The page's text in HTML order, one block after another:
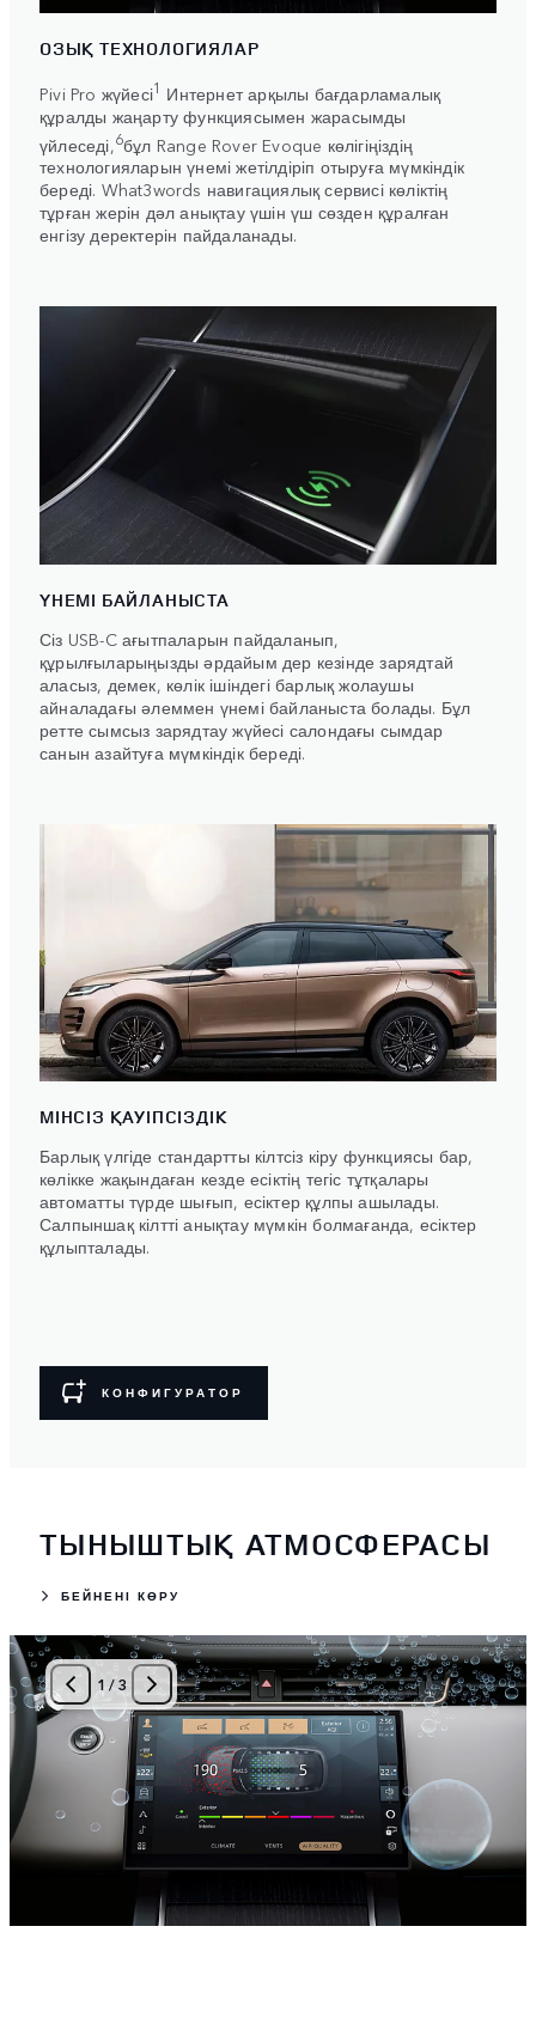
ОЗЫҚ ТЕХНОЛОГИЯЛАР
Pivi Pro жүйесі1 Интернет арқылы бағдарламалық
құралды жаңарту функциясымен жарасымды
үйлеседі,6бұл Range Rover Evoque көлігіңіздің
технологияларын үнемі жетілдіріп отыруға мүмкіндік
береді. What3words навигациялық сервисі көліктің
тұрған жерін дәл анықтау үшін үш сөзден құралған
енгізу деректерін пайдаланады.
ҮНЕМІ БАЙЛАНЫСТА
Сіз USB-C ағытпаларын пайдаланып,
құрылғыларыңызды әрдайым дер кезінде зарядтай
аласыз, демек, көлік ішіндегі барлық жолаушы
айналадағы әлеммен үнемі байланыста болады. Бұл
ретте сымсыз зарядтау жүйесі салондағы сымдар
санын азайтуға мүмкіндік береді.
МІНСІЗ ҚАУІПСІЗДІК
Барлық үлгіде стандартты кілтсіз кіру функциясы бар,
көлікке жақындаған кезде есіктің тегіс тұтқалары
автоматты түрде шығып, есіктер құлпы ашылады.
Салпыншақ кілтті анықтау мүмкін болмағанда, есіктер
құлыпталады.
КОНФИГУРАТОР
ТЫНЫШТЫҚ АТМОСФЕРАСЫ
БЕЙНЕНІ КӨРУ
1 /3